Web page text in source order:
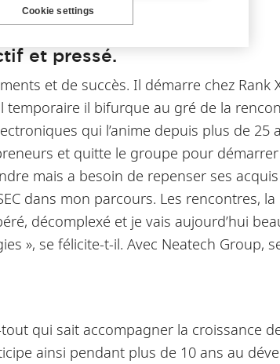
et pressé.
et de succès. Il démarre chez Rank
il bifurque au gré de la
qui l’anime depuis plus de 25
et quitte le groupe pour
mais a besoin de repenser ses
dans mon parcours. Les rencontres,
décomplexé et je vais aujourd’hui
», se félicite-t-il. Avec Neatech Group,
qui sait accompagner la croissance
ainsi pendant plus de 10 ans au
Cookie settings